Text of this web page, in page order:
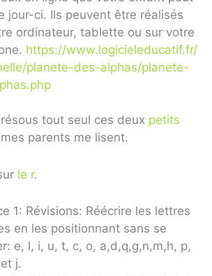
jour-ci. Ils peuvent être réalisés
ordinateur, tablette ou sur votre
https://www.logicieleducatif.fr/
planete-des-alphas/planete-
tout seul ces deux petits
parents me lisent.
le r.
1: Révisions: Réécrire les lettres
en les positionnant sans se
e, l, i, u, t, c, o, a,d,q,g,n,m,h, p,
j.